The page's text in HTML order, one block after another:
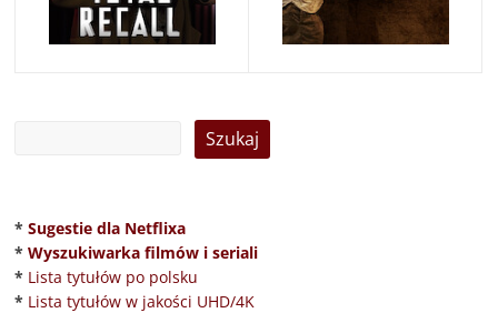
* Sugestie dla Netflixa
* Wyszukiwarka filmów i seriali
* Lista tytułów po polsku
* Lista tytułów w jakości UHD/4K